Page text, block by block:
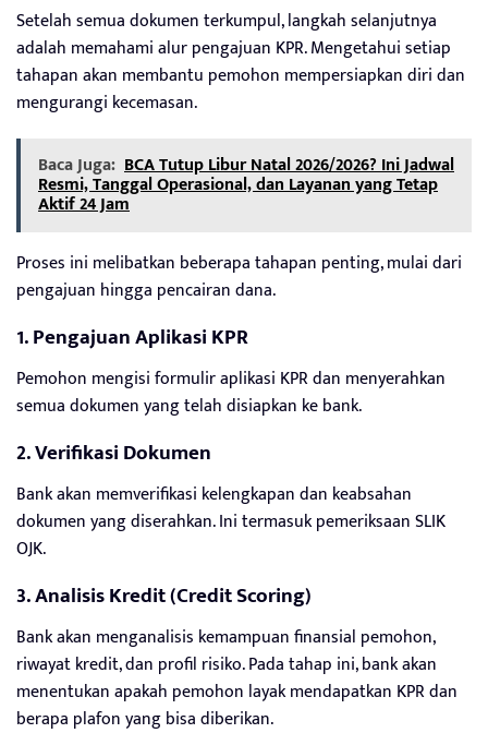
Setelah semua dokumen terkumpul, langkah selanjutnya
adalah memahami alur pengajuan KPR. Mengetahui setiap
tahapan akan membantu pemohon mempersiapkan diri dan
mengurangi kecemasan.
Baca Juga: BCA Tutup Libur Natal 2026/2026? Ini Jadwal
Resmi, Tanggal Operasional, dan Layanan yang Tetap
Aktif 24 Jam
Proses ini melibatkan beberapa tahapan penting, mulai dari
pengajuan hingga pencairan dana.
1. Pengajuan Aplikasi KPR
Pemohon mengisi formulir aplikasi KPR dan menyerahkan
semua dokumen yang telah disiapkan ke bank.
2. Verifikasi Dokumen
Bank akan memverifikasi kelengkapan dan keabsahan
dokumen yang diserahkan. Ini termasuk pemeriksaan SLIK
OJK.
3. Analisis Kredit (Credit Scoring)
Bank akan menganalisis kemampuan finansial pemohon,
riwayat kredit, dan profil risiko. Pada tahap ini, bank akan
menentukan apakah pemohon layak mendapatkan KPR dan
berapa plafon yang bisa diberikan.